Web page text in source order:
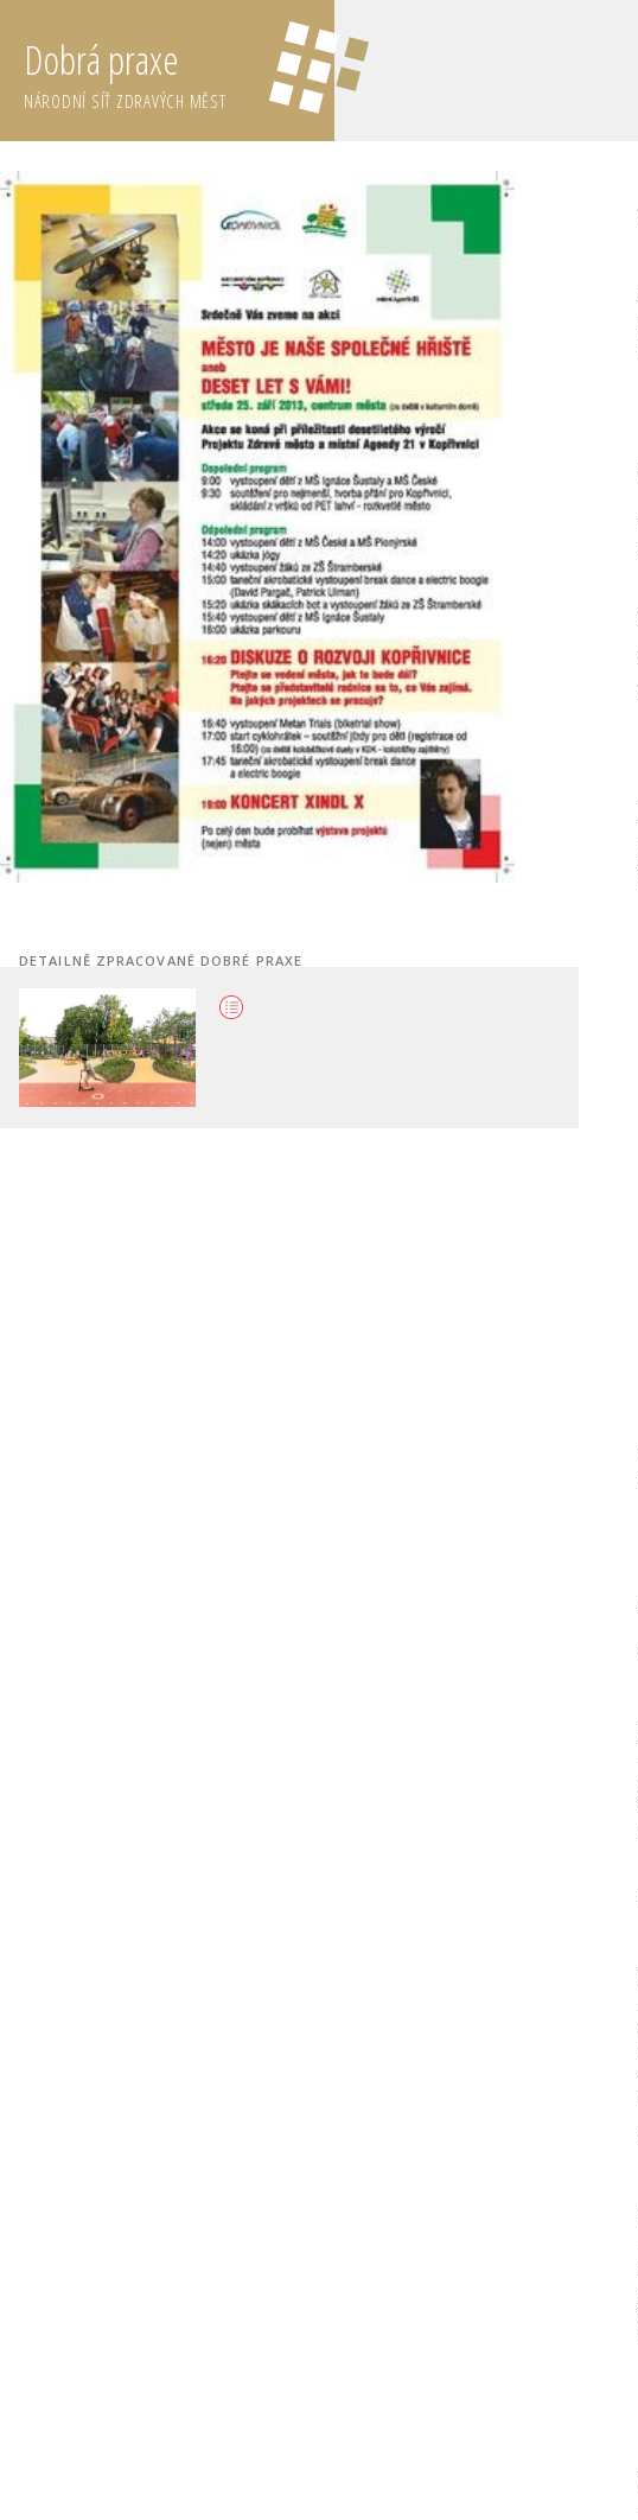
Dobrá praxe
NÁRODNÍ SÍŤ ZDRAVÝCH MĚST
DETAILNĚ ZPRACOVANÉ DOBRÉ PRAXE